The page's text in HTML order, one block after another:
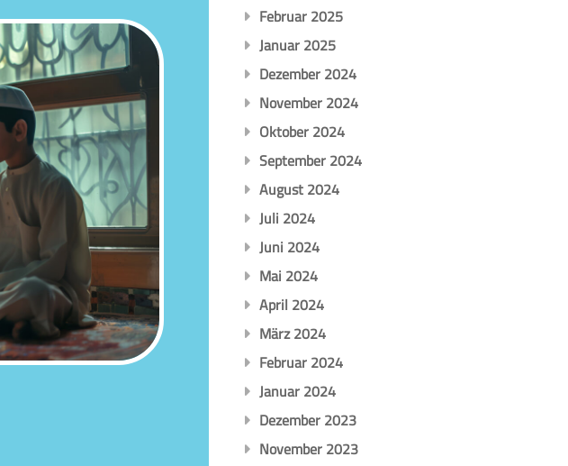
Februar 2025
Januar 2025
Dezember 2024
November 2024
Oktober 2024
September 2024
August 2024
Juli 2024
Juni 2024
Mai 2024
April 2024
März 2024
Februar 2024
Januar 2024
Dezember 2023
November 2023